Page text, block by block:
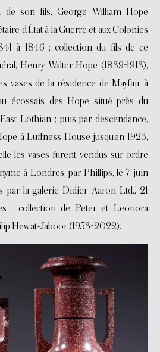
de son fils, George William Hope
d’État à la Guerre et aux Colonies
à 1846 ; collection du fils de ce
Henry Walter Hope (1839-1913),
vases de la résidence de Mayfair à
écossais des Hope situé près du
Lothian ; puis par descendance,
à Luffness House jusqu’en 1923,
les vases furent vendus sur ordre
à Londres, par Phillips, le 7 juin
par la galerie Didier Aaron Ltd., 21
; collection de Peter et Leonora
Hewat-Jaboor (1953-2022).